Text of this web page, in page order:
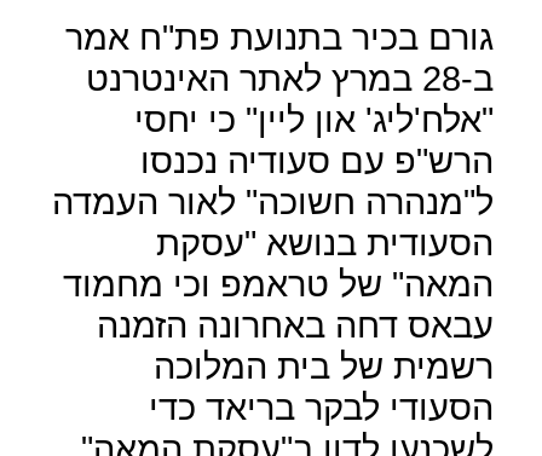
גורם בכיר בתנועת פת"ח אמר
ב-28 במרץ לאתר האינטרנט
"אלח'ליג' און ליין" כי יחסי
הרש"פ עם סעודיה נכנסו
ל"מנהרה חשוכה" לאור העמדה
הסעודית בנושא "עסקת
המאה" של טראמפ וכי מחמוד
עבאס דחה באחרונה הזמנה
רשמית של בית המלוכה
הסעודי לבקר בריאד כדי
לשכנעו לדון ב"עסקת המאה"